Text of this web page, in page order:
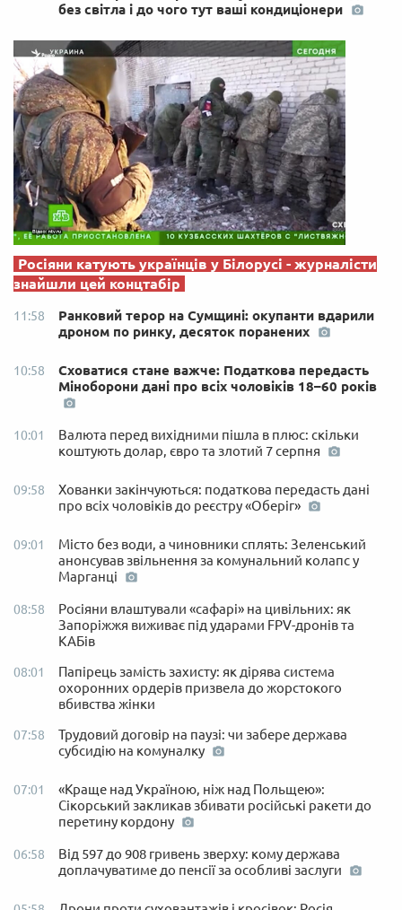
без світла і до чого тут ваші кондиціонери
Росіяни катують українців у Білорусі - журналісти
знайшли цей концтабір
11:58
Ранковий терор на Сумщині: окупанти вдарили
дроном по ринку, десяток поранених
10:58
Сховатися стане важче: Податкова передасть
Міноборони дані про всіх чоловіків 18–60 років
10:01
Валюта перед вихідними пішла в плюс: скільки
коштують долар, євро та злотий 7 серпня
09:58
Хованки закінчуються: податкова передасть дані
про всіх чоловіків до реєстру «Оберіг»
09:01
Місто без води, а чиновники сплять: Зеленський
анонсував звільнення за комунальний колапс у
Марганці
08:58
Росіяни влаштували «сафарі» на цивільних: як
Запоріжжя виживає під ударами FPV-дронів та
КАБів
08:01
Папірець замість захисту: як дірява система
охоронних ордерів призвела до жорстокого
вбивства жінки
07:58
Трудовий договір на паузі: чи забере держава
субсидію на комуналку
07:01
«Краще над Україною, ніж над Польщею»:
Сікорський закликав збивати російські ракети до
перетину кордону
06:58
Від 597 до 908 гривень зверху: кому держава
доплачуватиме до пенсії за особливі заслуги